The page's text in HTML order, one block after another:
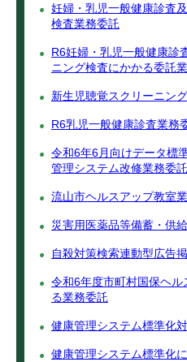
妊婦・乳児一般健康診査
検査業務委託
R6妊婦・乳児一般健康診
ニング検査にかかる委託
新生児聴覚スクリーニン
R6乳児一般健康診査業務
令和6年6月向けデータ標
管理システム改修業務委託
流山市ヘルスアップ教室
災害用医薬品等備蓄・供
自殺対策検索連動型広告
令和6年度市町村国保ヘ
る業務委託
健康管理システム標準化
健康管理システム標準化